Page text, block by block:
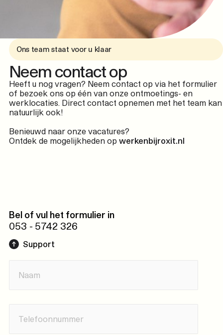
Ons team staat voor u klaar
Neem contact op
Heeft u nog vragen? Neem contact op via het formulier
of bezoek ons op één van onze ontmoetings- en
werklocaties. Direct contact opnemen met het team kan
natuurlijk ook!
Benieuwd naar onze vacatures?
Ontdek de mogelijkheden op werkenbijroxit.nl
Bel of vul het formulier in
053 - 5742 326
Support
Succesvol